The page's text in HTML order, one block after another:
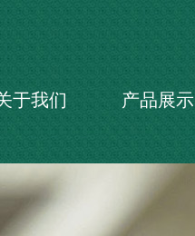
于我们 产品展示